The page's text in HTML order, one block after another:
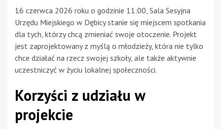
16 czerwca 2026 roku o godzinie 11:00, Sala Sesyjna
Urzędu Miejskiego w Dębicy stanie się miejscem spotkania
dla tych, którzy chcą zmieniać swoje otoczenie. Projekt
jest zaprojektowany z myślą o młodzieży, która nie tylko
chce działać na rzecz swojej szkoły, ale także aktywnie
uczestniczyć w życiu lokalnej społeczności.
Korzyści z udziału w
projekcie